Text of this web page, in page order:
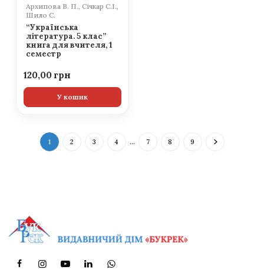
Архипова В. П., Січкар С.І.,
Шило С.
“Українська
література. 5 клас”
книга для вчителя, 1
семестр
120,00
У кошик
1 2 3 4 … 7 8 9